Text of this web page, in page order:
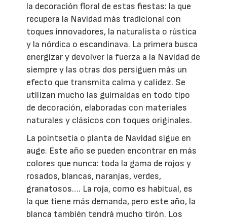
la decoración floral de estas fiestas: la que
recupera la Navidad más tradicional con
toques innovadores, la naturalista o rústica
y la nórdica o escandinava. La primera busca
energizar y devolver la fuerza a la Navidad de
siempre y las otras dos persiguen más un
efecto que transmita calma y calidez. Se
utilizan mucho las guirnaldas en todo tipo
de decoración, elaboradas con materiales
naturales y clásicos con toques originales.
La pointsetia o planta de Navidad sigue en
auge. Este año se pueden encontrar en más
colores que nunca: toda la gama de rojos y
rosados, blancas, naranjas, verdes,
granatosos…. La roja, como es habitual, es
la que tiene más demanda, pero este año, la
blanca también tendrá mucho tirón. Los